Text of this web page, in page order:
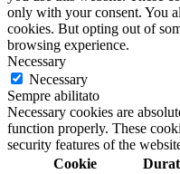
only with your consent. You
cookies. But opting out of
browsing experience.
Necessary
Necessary
Sempre abilitato
Necessary cookies are
function properly. These
security features of the
Cookie